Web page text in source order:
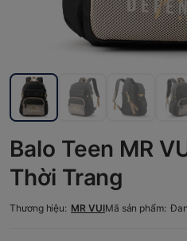
Balo Teen MR
Thời Trang
Thương hiệu: MR VUIMã sản phẩm: